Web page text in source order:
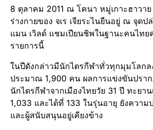
8 ตุลาคม 2011 ณ โคนา หมู่เกาะฮาวา
ร่างกายของ จเร เจียระไนยืนอยู่ ณ จุดป
แมน เวิลด์ แชมเปียนชิพในฐานะคนไทย
รายการนี้
ในปีดังกล่าวมีนักไตรกีฬาทั่วทุกมุมโลก
ประมาณ 1,900 คน ผลการแข่งขันปรา
นักไตรกีฬาจากเมืองไทยวัย 31 ปี ทะยา
1,033 และได้ที่ 133 ในรุ่นอายุ ยังความ
และผู้สนับสนุนอยู่เคียงข้าง